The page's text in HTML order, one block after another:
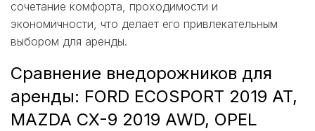
сочетание комфорта, проходимости и
экономичности, что делает его привлекательным
выбором для аренды.
Сравнение внедорожников для
аренды: FORD ECOSPORT 2019 AT,
MAZDA CX-9 2019 AWD, OPEL